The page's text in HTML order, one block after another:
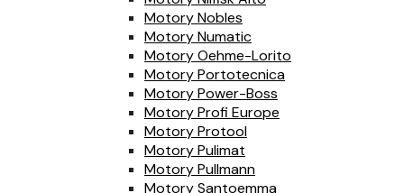
Motory Nobles
Motory Numatic
Motory Oehme-Lorito
Motory Portotecnica
Motory Power-Boss
Motory Profi Europe
Motory Protool
Motory Pulimat
Motory Pullmann
Motory Santoemma